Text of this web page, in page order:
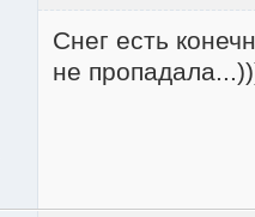
Снег есть
не